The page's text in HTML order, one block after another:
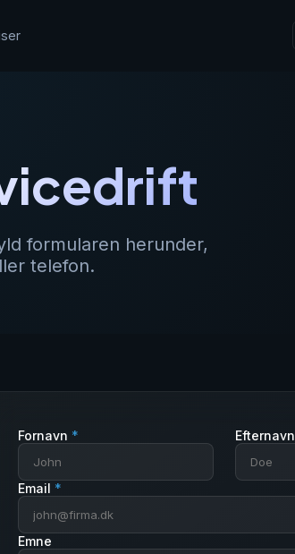
formularen herunder,
telefon.
Fornavn * Efternavn
Email *
Emne